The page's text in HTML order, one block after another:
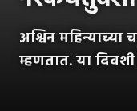
अश्विन
म्हणतात. या